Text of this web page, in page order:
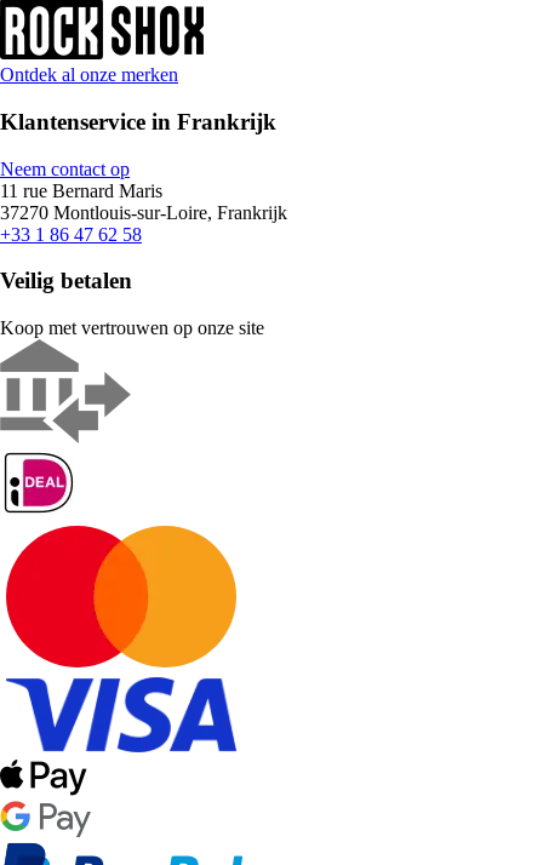
Ontdek al onze merken
Klantenservice in Frankrijk
Neem contact op
11 rue Bernard Maris
37270 Montlouis-sur-Loire, Frankrijk
+33 1 86 47 62 58
Veilig betalen
Koop met vertrouwen op onze site